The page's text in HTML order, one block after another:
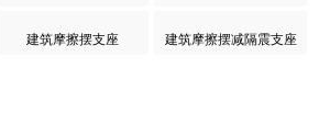
建筑摩擦摆支座 建筑摩擦摆减隔震支座